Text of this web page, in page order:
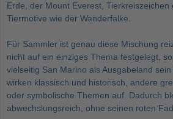
Erde, der Mount Everest, Tierkreiszeichen
Tiermotive wie der Wanderfalke.
Für Sammler ist genau diese Mischung
nicht auf ein einziges Thema festgelegt,
vielseitig San Marino als Ausgabeland
wirken klassisch und historisch, andere
oder symbolische Themen auf. Dadurch
abwechslungsreich, ohne seinen roten